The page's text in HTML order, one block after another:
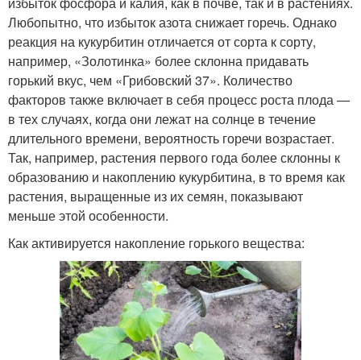
Любопытно, что избыток азота снижает горечь. Однако
реакция на кукурбитин отличается от сорта к сорту,
например, «Золотинка» более склонна придавать
горький вкус, чем «Грибовский 37». Количество
факторов также включает в себя процесс роста плода —
в тех случаях, когда они лежат на солнце в течение
длительного времени, вероятность горечи возрастает.
Так, например, растения первого года более склонны к
образованию и накоплению кукурбитина, в то время как
растения, выращенные из их семян, показывают
меньше этой особенности.
Как активируется накопление горького вещества: